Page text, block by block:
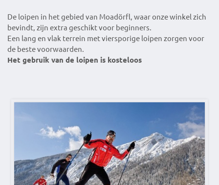
De loipen in het gebied van Moadörfl, waar onze winkel zich
bevindt, zijn extra geschikt voor beginners.
Een lang en vlak terrein met viersporige loipen zorgen voor
de beste voorwaarden.
Het gebruik van de loipen is kosteloos